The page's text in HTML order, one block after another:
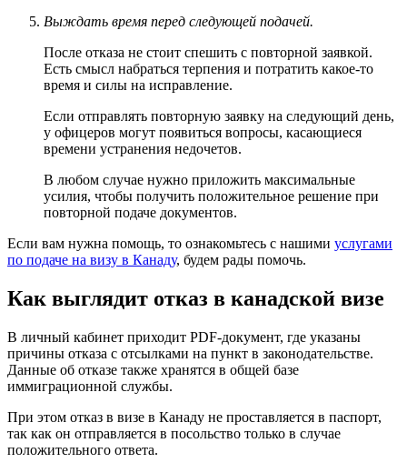
Выждать время перед следующей подачей.
После отказа не стоит спешить с повторной заявкой.
Есть смысл набраться терпения и потратить какое-то
время и силы на исправление.
Если отправлять повторную заявку на следующий день,
у офицеров могут появиться вопросы, касающиеся
времени устранения недочетов.
В любом случае нужно приложить максимальные
усилия, чтобы получить положительное решение при
повторной подаче документов.
Если вам нужна помощь, то ознакомьтесь с нашими услугами
по подаче на визу в Канаду, будем рады помочь.
Как выглядит отказ в канадской визе
В личный кабинет приходит PDF-документ, где указаны
причины отказа с отсылками на пункт в законодательстве.
Данные об отказе также хранятся в общей базе
иммиграционной службы.
При этом отказ в визе в Канаду не проставляется в паспорт,
так как он отправляется в посольство только в случае
положительного ответа.